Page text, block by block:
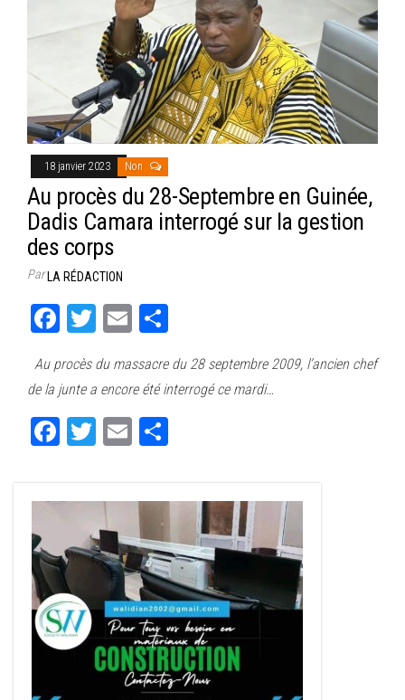
18 janvier 2023 Non
Au procès du 28-Septembre en Guinée,
Dadis Camara interrogé sur la gestion
des corps
ParLA RÉDACTION
Fa
bo
ok
T
tt
er
E
ail ag
er
Au procès du massacre du 28 septembre 2009, l’ancien chef
de la junte a encore été interrogé ce mardi…
Fa T
er
E
er